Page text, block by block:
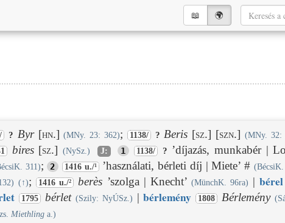
📖︎ 🌍︎
? Byr[hn.] (MNy. 23: 362); 1138/ ? Beris [sz.] [szn.] (MNy. 32:
bires[sz.] (NySz.) J: 1 1138/ ? ’díjazás, munkabér |
311); 2 1416 u./¹ ’használati, bérleti díj | Miete’ #
( ↑); 1416 u./² berès ’szolga | Knecht’ (MünchK. 96ra) |bérel
let 1795 bérlet (Szily: NyÚSz.) |bérlemény 1808 Bérlemény
Miethlinga.)